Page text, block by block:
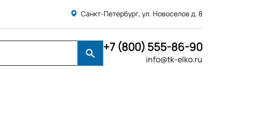
Санкт-Петербург, ул. Новоселов д. 8
+7 (800) 555-86-90
info@tk-elko.ru